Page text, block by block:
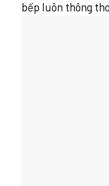
bếp luôn thông